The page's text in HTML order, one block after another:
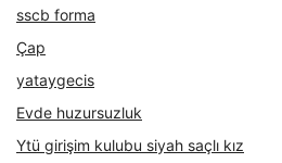
sscb forma
Çap
yataygecis
Evde huzursuzluk
Ytü girişim kulubu siyah saçlı kız